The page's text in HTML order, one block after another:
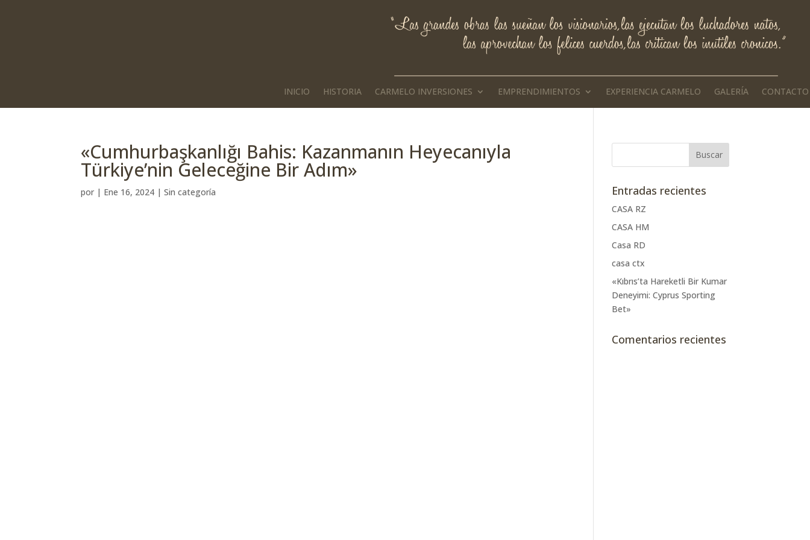
INICIO HISTORIA CARMELO INVERSIONES EMPRENDIMIENTOS EXPERIENCIA CARMELO GALERÍA CONTACTO
«Cumhurbaşkanlığı Bahis: Kazanmanın Heyecanıyla
Türkiye’nin Geleceğine Bir Adım»
por | Ene 16, 2024 | Sin categoría Entradas recientes
CASA RZ
CASA HM
Casa RD
casa ctx
«Kıbrıs’ta Hareketli Bir Kumar
Deneyimi: Cyprus Sporting
Bet»
Comentarios recientes